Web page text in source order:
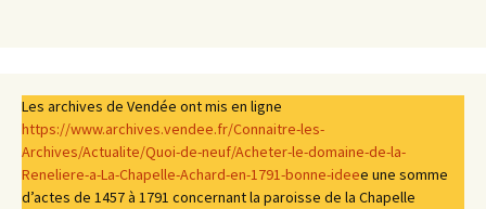
Les archives de Vendée ont mis en ligne
https://www.archives.vendee.fr/Connaitre-les-
Archives/Actualite/Quoi-de-neuf/Acheter-le-domaine-de-la-
Reneliere-a-La-Chapelle-Achard-en-1791-bonne-ideee une somme
d’actes de 1457 à 1791 concernant la paroisse de la Chapelle